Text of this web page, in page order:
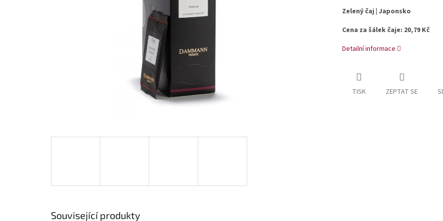
Zelený čaj | Japonsko
Cena za šálek čaje: 20,79 Kč
Detailní informace
TISK ZEPTAT SE
Související produkty